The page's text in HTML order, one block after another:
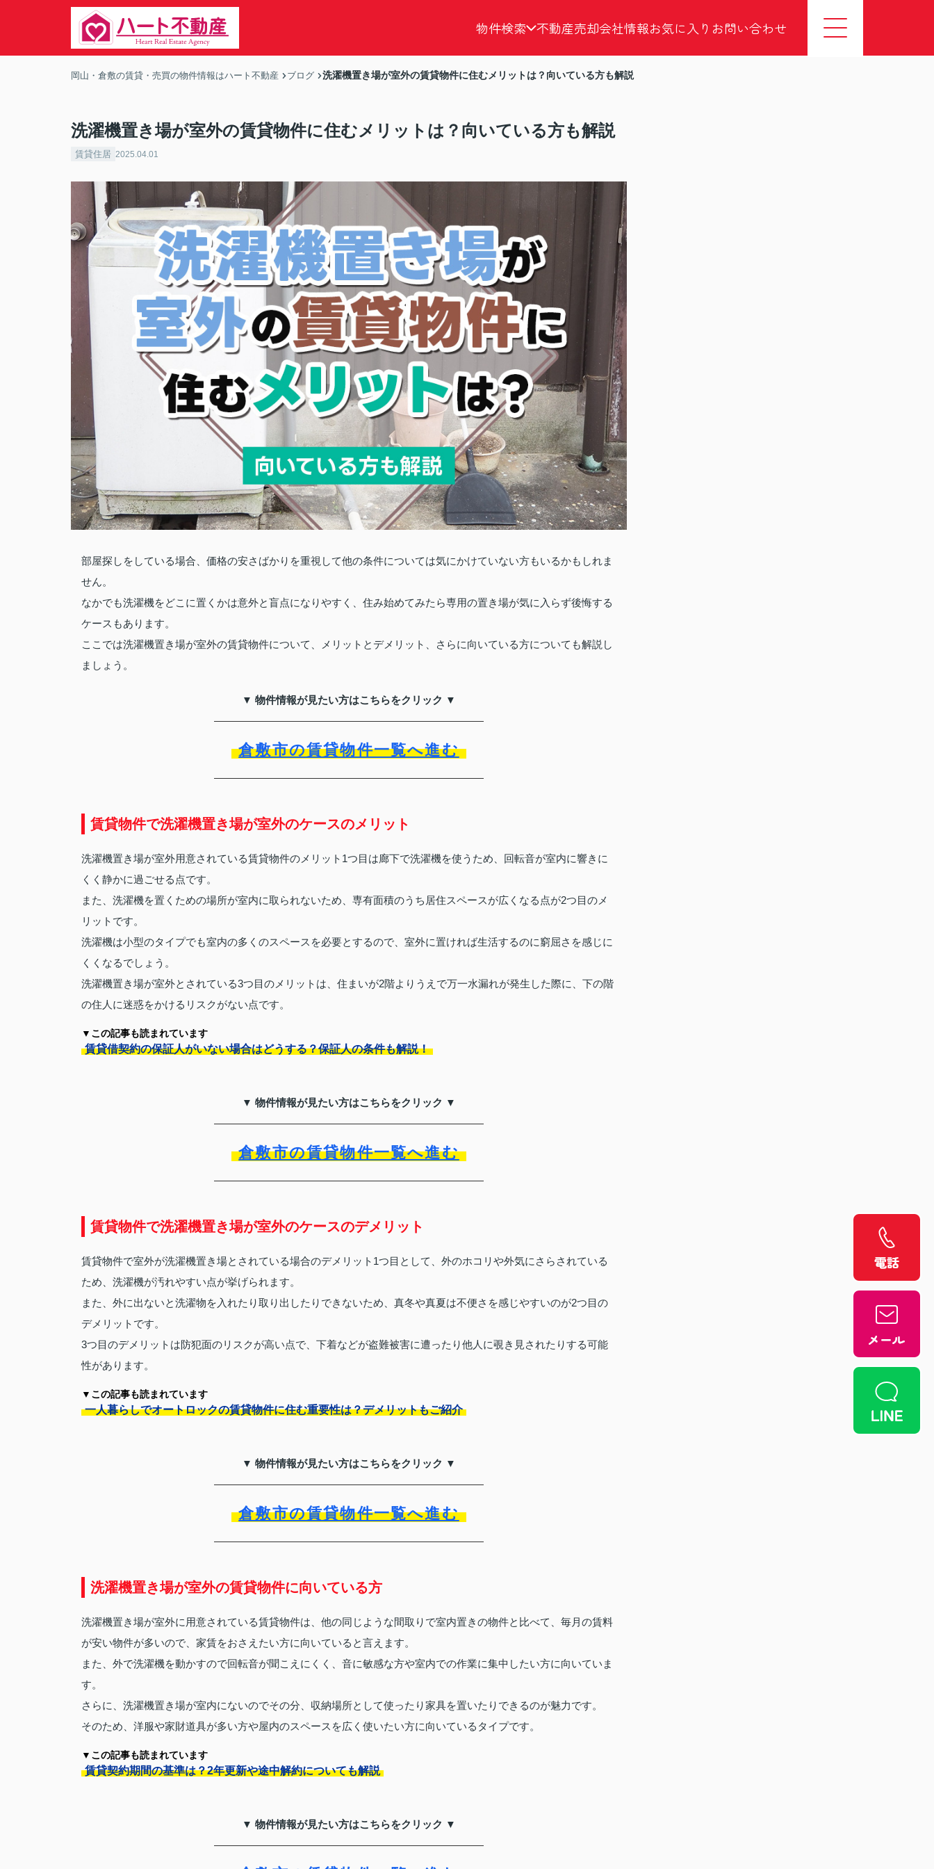
物件検索 不動産売却会社情報お気に入り お問い合わせ
岡山・倉敷の賃貸・売買の物件情報はハート不動産 ブログ 洗濯機置き場が室外の賃貸物件に住むメリットは？向いている方も解説
洗濯機置き場が室外の賃貸物件に住むメリットは？向いている方も解説
賃貸住居 2025.04.01
部屋探しをしている場合、価格の安さばかりを重視して他の条件については気にかけていない方もいるかもしれま
せん。
なかでも洗濯機をどこに置くかは意外と盲点になりやすく、住み始めてみたら専用の置き場が気に入らず後悔する
ケースもあります。
ここでは洗濯機置き場が室外の賃貸物件について、メリットとデメリット、さらに向いている方についても解説し
ましょう。
▼ 物件情報が見たい方はこちらをクリック ▼
倉敷市の賃貸物件一覧へ進む
賃貸物件で洗濯機置き場が室外のケースのメリット
洗濯機置き場が室外用意されている賃貸物件のメリット1つ目は廊下で洗濯機を使うため、回転音が室内に響きに
くく静かに過ごせる点です。
また、洗濯機を置くための場所が室内に取られないため、専有面積のうち居住スペースが広くなる点が2つ目のメ
リットです。
洗濯機は小型のタイプでも室内の多くのスペースを必要とするので、室外に置ければ生活するのに窮屈さを感じに
くくなるでしょう。
洗濯機置き場が室外とされている3つ目のメリットは、住まいが2階よりうえで万一水漏れが発生した際に、下の階
の住人に迷惑をかけるリスクがない点です。
▼この記事も読まれています
賃貸借契約の保証人がいない場合はどうする？保証人の条件も解説！
▼ 物件情報が見たい方はこちらをクリック ▼
倉敷市の賃貸物件一覧へ進む
賃貸物件で洗濯機置き場が室外のケースのデメリット
賃貸物件で室外が洗濯機置き場とされている場合のデメリット1つ目として、外のホコリや外気にさらされている
ため、洗濯機が汚れやすい点が挙げられます。
また、外に出ないと洗濯物を入れたり取り出したりできないため、真冬や真夏は不便さを感じやすいのが2つ目の
デメリットです。
3つ目のデメリットは防犯面のリスクが高い点で、下着などが盗難被害に遭ったり他人に覗き見されたりする可能
性があります。
▼この記事も読まれています
一人暮らしでオートロックの賃貸物件に住む重要性は？デメリットもご紹介
▼ 物件情報が見たい方はこちらをクリック ▼
倉敷市の賃貸物件一覧へ進む
洗濯機置き場が室外の賃貸物件に向いている方
洗濯機置き場が室外に用意されている賃貸物件は、他の同じような間取りで室内置きの物件と比べて、毎月の賃料
が安い物件が多いので、家賃をおさえたい方に向いていると言えます。
また、外で洗濯機を動かすので回転音が聞こえにくく、音に敏感な方や室内での作業に集中したい方に向いていま
す。
さらに、洗濯機置き場が室内にないのでその分、収納場所として使ったり家具を置いたりできるのが魅力です。
そのため、洋服や家財道具が多い方や屋内のスペースを広く使いたい方に向いているタイプです。
▼この記事も読まれています
賃貸契約期間の基準は？2年更新や途中解約についても解説
▼ 物件情報が見たい方はこちらをクリック ▼